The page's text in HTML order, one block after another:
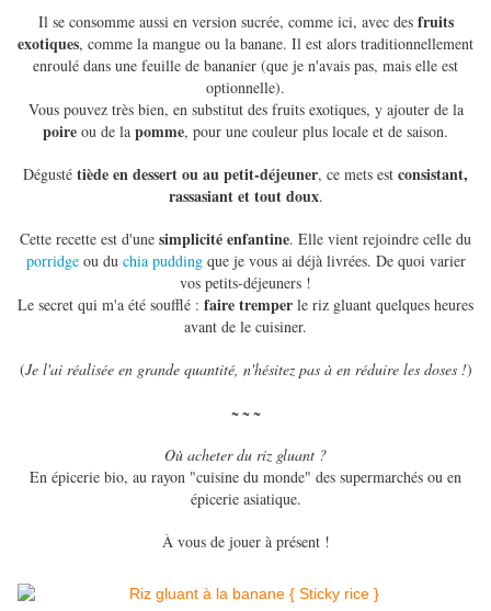
Il se consomme aussi en version sucrée, comme ici, avec des fruits
exotiques, comme la mangue ou la banane. Il est alors traditionnellement
enroulé dans une feuille de bananier (que je n'avais pas, mais elle est
optionnelle).
Vous pouvez très bien, en substitut des fruits exotiques, y ajouter de la
poire ou de la pomme, pour une couleur plus locale et de saison.
Dégusté tiède en dessert ou au petit-déjeuner, ce mets est consistant,
rassasiant et tout doux.
Cette recette est d'une simplicité enfantine. Elle vient rejoindre celle du
porridgeou du chia puddingque je vous ai déjà livrées. De quoi varier
vos petits-déjeuners !
Le secret qui m'a été soufflé : faire tremper le riz gluant quelques heures
avant de le cuisiner.
(Je l'ai réalisée en grande quantité, n'hésitez pas à en réduire les doses !)
~ ~ ~
Où acheter du riz gluant ?
En épicerie bio, au rayon "cuisine du monde" des supermarchés ou en
épicerie asiatique.
À vous de jouer à présent !